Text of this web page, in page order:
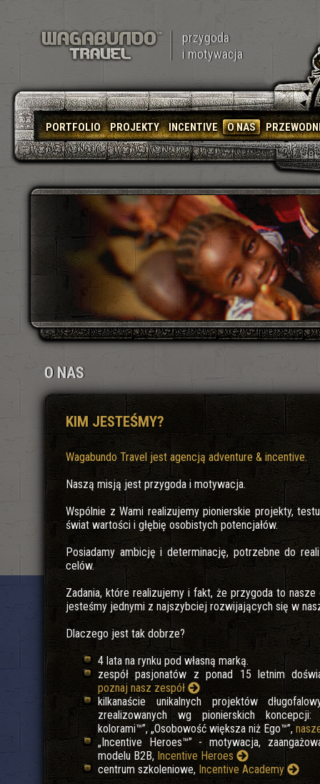
przygoda
i motywacja
PORTFOLIO PROJEKTY INCENTIVE O NAS
O NAS
KIM JESTEŚMY?
Wagabundo Travel jest agencją adventure & incentive.
Naszą misją jest przygoda i motywacja.
Wspólnie z Wami realizujemy pionierskie projekty,
świat wartości i głębię osobistych potencjałów.
Posiadamy ambicję i determinację, potrzebne do
celów.
Zadania, które realizujemy i fakt, że przygoda to nasze
jesteśmy jednymi z najszybciej rozwijających się w
Dlaczego jest tak dobrze?
4 lata na rynku pod własną marką.
zespół pasjonatów z ponad 15 letnim
poznaj nasz zespół
kilkanaście unikalnych projektów
zrealizowanych wg pionierskich
kolorami™”, „Osobowość większa niż Ego™”,
„Incentive Heroes™” - motywacja,
modelu B2B, Incentive Heroes
centrum szkoleniowe, Incentive Academy